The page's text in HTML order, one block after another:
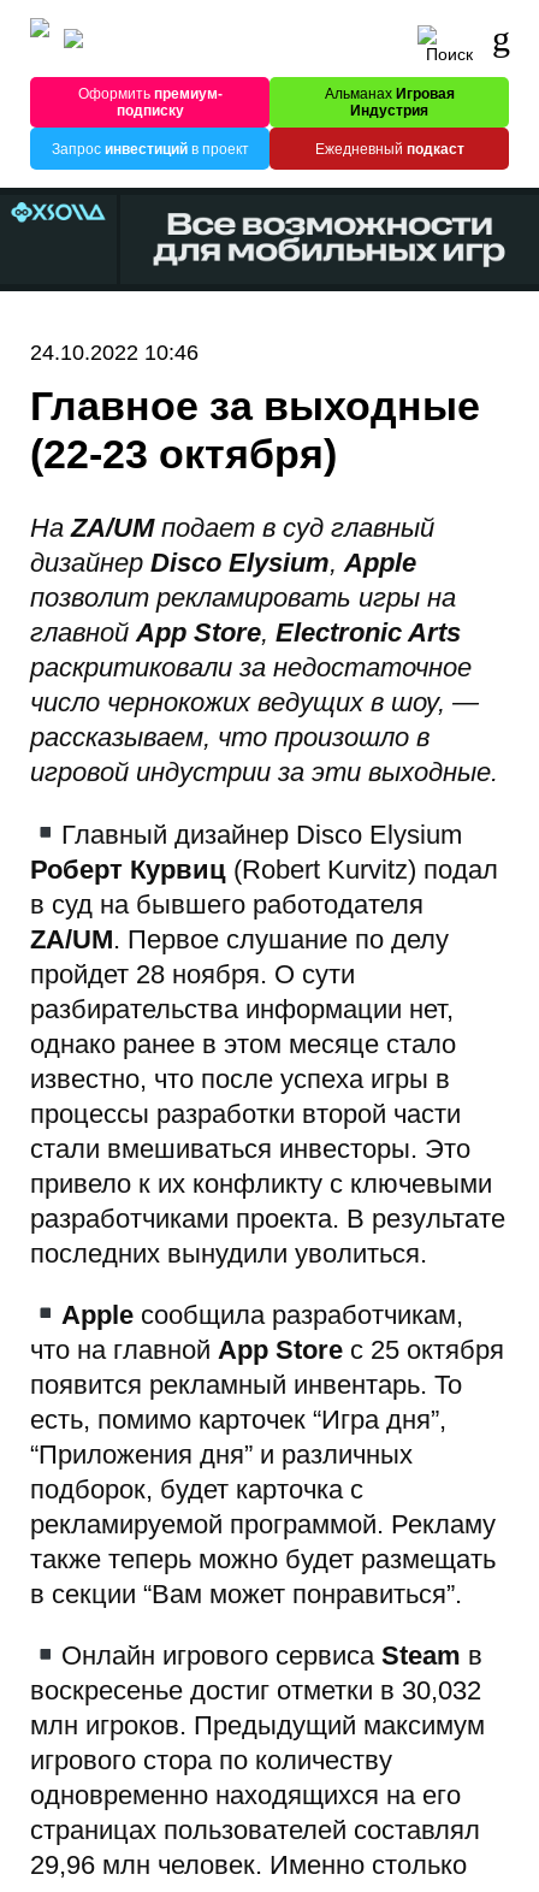
Оформитьпремиум-
подписку
Альманах Игровая
Индустрия
Запрос инвестицийв проект Ежедневный подкаст
24.10.2022 10:46
Главное за выходные
(22-23 октября)
НаZA/UMподает в суд главный
дизайнер Disco Elysium,Apple
позволит рекламировать игры на
главнойApp Store, Electronic Arts
раскритиковали за недостаточное
число чернокожих ведущих в шоу, —
рассказываем, что произошло в
игровой индустрии за эти выходные.
Главный дизайнер Disco Elysium
Роберт Курвиц (Robert Kurvitz) подал
в суд на бывшего работодателя
ZA/UM. Первое слушание по делу
пройдет 28 ноября. О сути
разбирательства информации нет,
однако ранее в этом месяце стало
известно, что после успеха игры в
процессы разработки второй части
стали вмешиваться инвесторы. Это
привело к их конфликту с ключевыми
разработчиками проекта. В результате
последних вынудили уволиться.
Appleсообщила разработчикам,
что на главной App Store с 25 октября
появится рекламный инвентарь. То
есть, помимо карточек “Игра дня”,
“Приложения дня” и различных
подборок, будет карточка с
рекламируемой программой. Рекламу
также теперь можно будет размещать
в секции “Вам может понравиться”.
Онлайн игрового сервиса Steam в
воскресенье достиг отметки в 30,032
млн игроков. Предыдущий максимум
игрового стора по количеству
одновременно находящихся на его
страницах пользователей составлял
29,96 млн человек. Именно столько